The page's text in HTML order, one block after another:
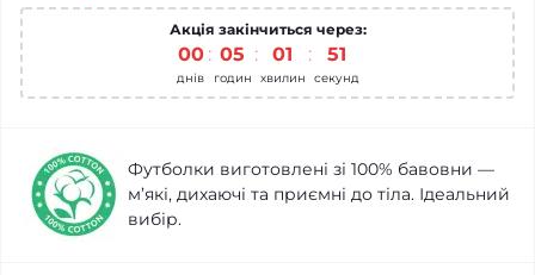
Акція закінчиться через:
00
днів
05
годин
01
хвилин
51
секунд
Футболки виготовлені зі 100% бавовни —
м’які, дихаючі та приємні до тіла. Ідеальний
вибір.